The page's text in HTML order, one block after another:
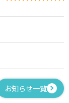
お知らせ一覧